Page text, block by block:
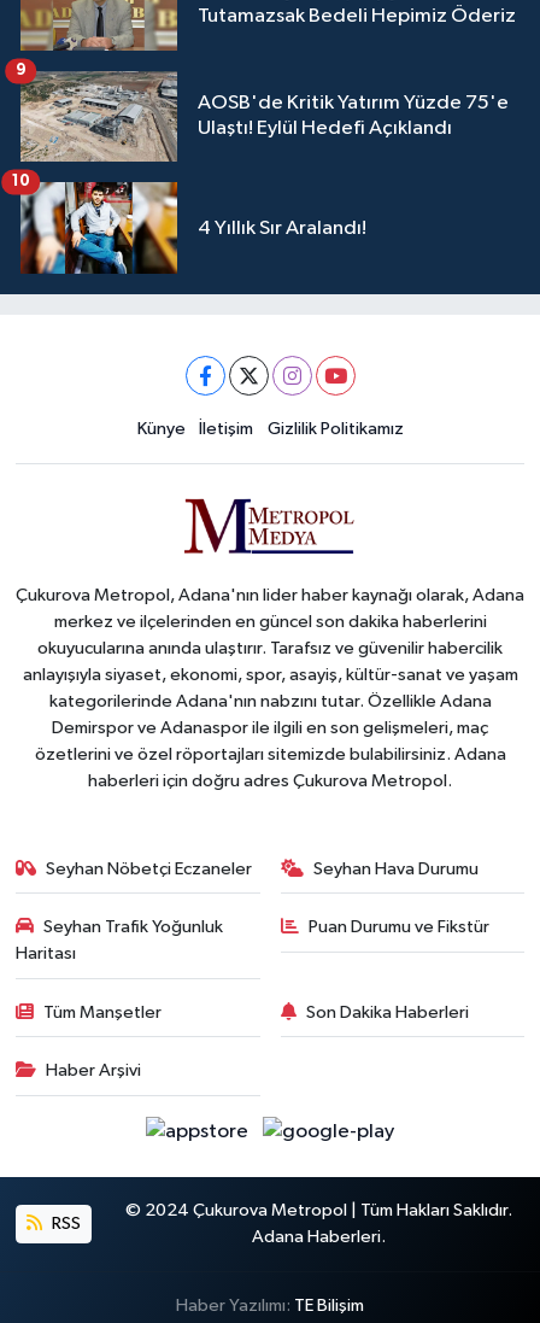
Tutamazsak Bedeli Hepimiz Öderiz
AOSB'de Kritik Yatırım Yüzde 75'e
Ulaştı! Eylül Hedefi Açıklandı
9
4 Yıllık Sır Aralandı!
10
Künye İletişim Gizlilik Politikamız
Çukurova Metropol, Adana'nın lider haber kaynağı olarak, Adana
merkez ve ilçelerinden en güncel son dakika haberlerini
okuyucularına anında ulaştırır. Tarafsız ve güvenilir habercilik
anlayışıyla siyaset, ekonomi, spor, asayiş, kültür-sanat ve yaşam
kategorilerinde Adana'nın nabzını tutar. Özellikle Adana
Demirspor ve Adanaspor ile ilgili en son gelişmeleri, maç
özetlerini ve özel röportajları sitemizde bulabilirsiniz. Adana
haberleri için doğru adres Çukurova Metropol.
Seyhan Nöbetçi Eczaneler Seyhan Hava Durumu
Seyhan Trafik Yoğunluk
Haritası
Puan Durumu ve Fikstür
Tüm Manşetler Son Dakika Haberleri
Haber Arşivi
RSS
© 2024 Çukurova Metropol | Tüm Hakları Saklıdır.
Adana Haberleri.
Haber Yazılımı: TE Bilişim